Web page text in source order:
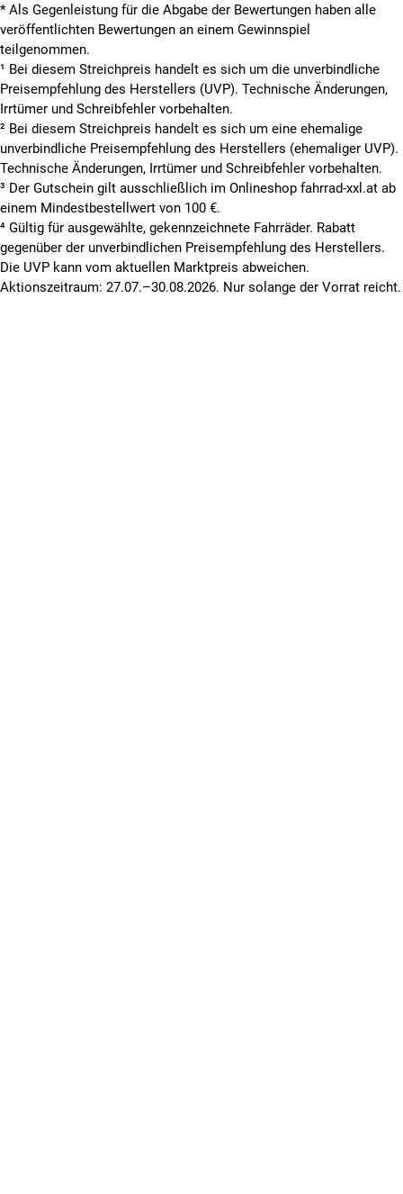
* Als Gegenleistung für die Abgabe der Bewertungen haben alle
veröffentlichten Bewertungen an einem Gewinnspiel
teilgenommen.
¹ Bei diesem Streichpreis handelt es sich um die unverbindliche
Preisempfehlung des Herstellers (UVP). Technische Änderungen,
Irrtümer und Schreibfehler vorbehalten.
² Bei diesem Streichpreis handelt es sich um eine ehemalige
unverbindliche Preisempfehlung des Herstellers (ehemaliger UVP).
Technische Änderungen, Irrtümer und Schreibfehler vorbehalten.
³ Der Gutschein gilt ausschließlich im Onlineshop fahrrad-xxl.at ab
einem Mindestbestellwert von 100 €.
⁴ Gültig für ausgewählte, gekennzeichnete Fahrräder. Rabatt
gegenüber der unverbindlichen Preisempfehlung des Herstellers.
Die UVP kann vom aktuellen Marktpreis abweichen.
Aktionszeitraum: 27.07.–30.08.2026. Nur solange der Vorrat reicht.